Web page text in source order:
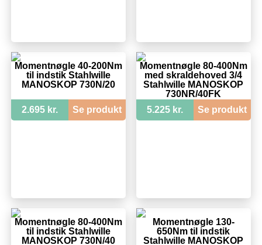
Momentnøgle 40-200Nm
til indstik Stahlwille
MANOSKOP 730N/20
2.695 kr. Se produkt
Momentnøgle 80-400Nm
med skraldehoved 3/4
Stahlwille MANOSKOP
730NR/40FK
5.225 kr.
Se produkt
Momentnøgle 80-400Nm
til indstik Stahlwille
MANOSKOP 730N/40
Momentnøgle 130-
650Nm til indstik
Stahlwille MANOSKOP